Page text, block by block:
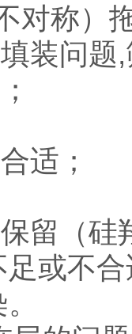
对称）
装问
适；
留（
足或不
。